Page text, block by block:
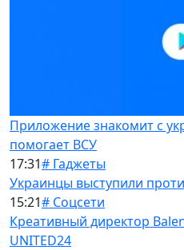
Приложение знакомит с
помогает ВСУ
17:31# Гаджеты
Украинцы выступили
15:21# Соцсети
Креативный директор
UNITED24